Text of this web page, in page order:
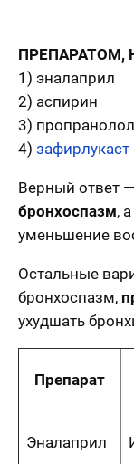
ПРЕПАРАТОМ,
1) эналаприл
2) аспирин
3) пропранолол
4) зафирлукаст
Верный ответ —
бронхоспазм,
уменьшение
Остальные
бронхоспазм,
ухудшать
Препарат
Эналаприл